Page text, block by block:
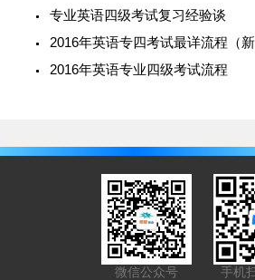
专业英语四级考试复习经验谈
2016年英语专四考试最详流程（新
2016年英语专业四级考试流程
微信公众号 手机